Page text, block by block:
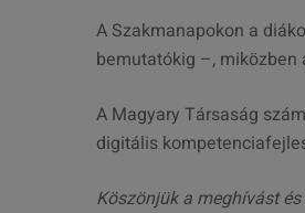
A Szakmanapokon a
bemutatókig –,
A Magyary Társaság
digitális
Köszönjük a meghívást